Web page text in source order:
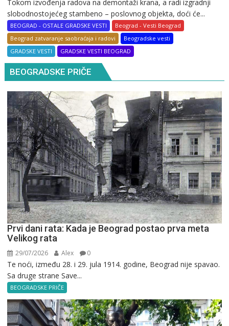
Tokom izvođenja radova na demontaži krana, a radi izgradnji
slobodnostojećeg stambeno – poslovnog objekta, doći će...
BEOGRAD - OSTALE GRADSKE VESTI
Beograd - Vesti Beograd
Beograd zatvaranje saobraćaja i radovi
Beogradske vesti
GRADSKE VESTI
GRADSKE VESTI BEOGRAD
BEOGRADSKE PRIČE
Prvi dani rata: Kada je Beograd postao prva meta
Velikog rata
29/07/2026 Alex 0
Te noći, između 28. i 29. jula 1914. godine, Beograd nije spavao.
Sa druge strane Save...
BEOGRADSKE PRIČE